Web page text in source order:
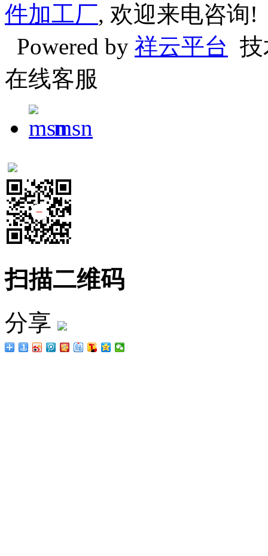
件加工厂, 欢迎来电咨询!
Powered by 祥云平台
在线客服
msn
扫描二维码
分享